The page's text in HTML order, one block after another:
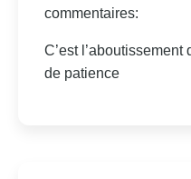
commentaires:
C’est l’aboutissement
de patience